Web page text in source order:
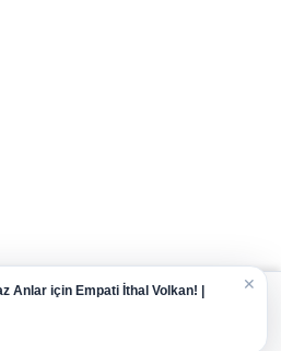
için çerezleri (cookies) kullanıyoruz.
✕
Anlar için Empati İthal Volkan! |